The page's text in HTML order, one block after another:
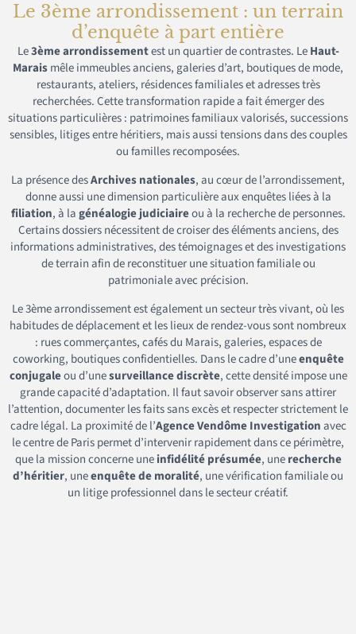
Le 3ème arrondissement : un terrain
d’enquête à part entière
Le3ème arrondissementest un quartier de contrastes. LeHaut-
Maraismêle immeubles anciens, galeries d’art, boutiques de mode,
restaurants, ateliers, résidences familiales et adresses très
recherchées. Cette transformation rapide a fait émerger des
situations particulières : patrimoines familiaux valorisés, successions
sensibles, litiges entre héritiers, mais aussi tensions dans des couples
ou familles recomposées.
La présence desArchives nationales, au cœur de l’arrondissement,
donne aussi une dimension particulière aux enquêtes liées à la
filiation, à lagénéalogie judiciaireou à la recherche de personnes.
Certains dossiers nécessitent de croiser des éléments anciens, des
informations administratives, des témoignages et des investigations
de terrain afin de reconstituer une situation familiale ou
patrimoniale avec précision.
Le 3ème arrondissement est également un secteur très vivant, où les
habitudes de déplacement et les lieux de rendez-vous sont nombreux
: rues commerçantes, cafés du Marais, galeries, espaces de
coworking, boutiques confidentielles. Dans le cadre d’uneenquête
conjugaleou d’unesurveillance discrète, cette densité impose une
grande capacité d’adaptation. Il faut savoir observer sans attirer
l’attention, documenter les faits sans excès et respecter strictement le
cadre légal. La proximité de l’Agence Vendôme Investigationavec
le centre de Paris permet d’intervenir rapidement dans ce périmètre,
que la mission concerne uneinfidélité présumée, unerecherche
d’héritier, uneenquête de moralité, une vérification familiale ou
un litige professionnel dans le secteur créatif.